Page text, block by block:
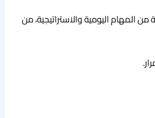
المهام اليومية والاستراتيجية، من